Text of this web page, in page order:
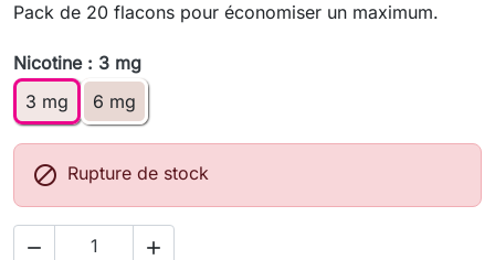
Pack de 20 flacons pour économiser un maximum.
Nicotine : 3 mg
3 mg
6 mg
 Rupture de stock
 